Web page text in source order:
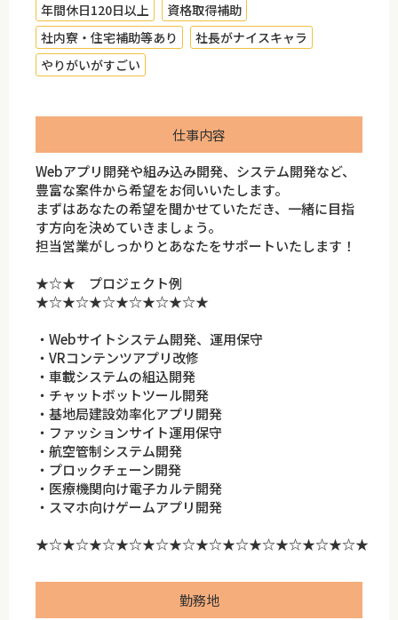
年間休日120日以上
資格取得補助
社内寮・住宅補助等あり
社長がナイスキャラ
やりがいがすごい
仕事内容
Webアプリ開発や組み込み開発、システム開発など、
豊富な案件から希望をお伺いいたします。
まずはあなたの希望を聞かせていただき、一緒に目指
す方向を決めていきましょう。
担当営業がしっかりとあなたをサポートいたします！
★☆★ プロジェクト例
★☆★☆★☆★☆★☆★☆★
・Webサイトシステム開発、運用保守
・VRコンテンツアプリ改修
・車載システムの組込開発
・チャットボットツール開発
・基地局建設効率化アプリ開発
・ファッションサイト運用保守
・航空管制システム開発
・プロックチェーン開発
・医療機関向け電子カルテ開発
・スマホ向けゲームアプリ開発
★☆★☆★☆★☆★☆★☆★☆★☆★☆★☆★☆★☆★
勤務地